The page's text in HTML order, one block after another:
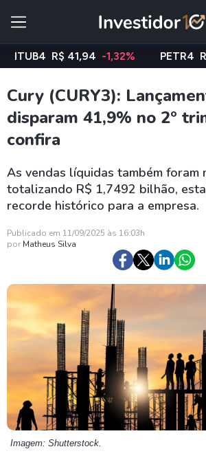
R$ 41,94 -1,32% PETR4 R$
Cury (CURY3):
disparam 41,9% no 2º
confira
As vendas líquidas também foram
totalizando R$ 1,7492 bilhão,
recorde histórico para a empresa.
Publicado em 11/09/2025 às 16:03h
por Matheus Silva
Imagem: Shutterstock.